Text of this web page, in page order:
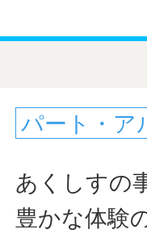
パート・ア
あくしすの
豊かな体験